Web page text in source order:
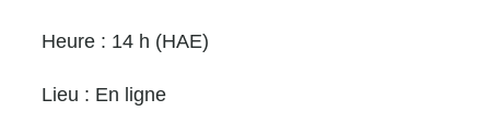
Heure : 14 h (HAE)
Lieu : En ligne